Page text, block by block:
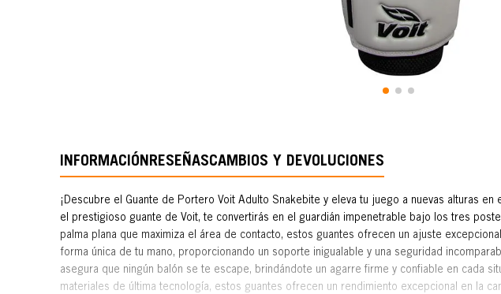
INFORMACIÓNRESEÑASCAMBIOS Y DEVOLUCIONES
¡Descubre el Guante de Portero Voit Adulto Snakebite y eleva tu juego a nuevas alturas en
el prestigioso guante de Voit, te convertirás en el guardián impenetrable bajo los tres
palma plana que maximiza el área de contacto, estos guantes ofrecen un ajuste
forma única de tu mano, proporcionando un soporte inigualable y una seguridad
asegura que ningún balón se te escape, brindándote un agarre firme y confiable en cada
materiales de última tecnología, estos guantes ofrecen un rendimiento excepcional en la